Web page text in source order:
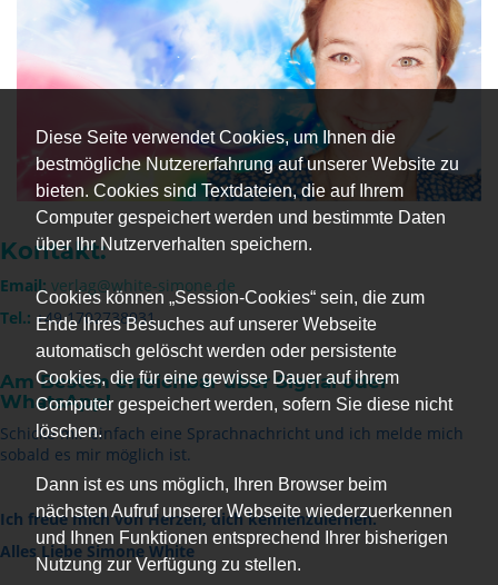
Diese Seite verwendet Cookies, um Ihnen die
bestmögliche Nutzererfahrung auf unserer Website zu
bieten. Cookies sind Textdateien, die auf Ihrem
Computer gespeichert werden und bestimmte Daten
über Ihr Nutzerverhalten speichern.
Cookies können „Session-Cookies“ sein, die zum
Ende Ihres Besuches auf unserer Webseite
automatisch gelöscht werden oder persistente
Cookies, die für eine gewisse Dauer auf ihrem
Computer gespeichert werden, sofern Sie diese nicht
löschen.
Dann ist es uns möglich, Ihren Browser beim
nächsten Aufruf unserer Webseite wiederzuerkennen
und Ihnen Funktionen entsprechend Ihrer bisherigen
Nutzung zur Verfügung zu stellen.
Kontakt:
Email: verlag@white-simone.de
Tel.: +49 1702738931
Am Besten erreichbar über Signal oder
WhatsApp!
Schicke mir einfach eine Sprachnachricht und ich melde mich
sobald es mir möglich ist.
Ich freue mich von Herzen, dich kennenzulernen.
Alles Liebe Simone White